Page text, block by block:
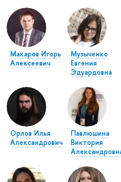
Макаров Игорь
Алексеевич
Музыченко
Евгения
Эдуардовна
Орлов Илья
Александрович
Павлюшина
Виктория